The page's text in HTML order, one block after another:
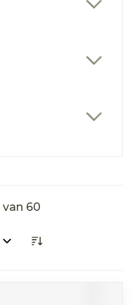
van 60